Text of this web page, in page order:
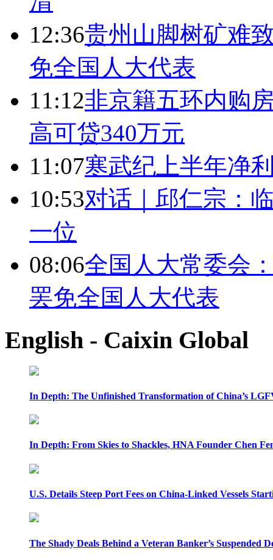
12:36贵州山脚树矿难
免全国人大代表
11:12非京籍五环内购
高可贷340万元
11:07寒武纪上半年净
10:53对话｜邱仁宗：
一位
08:06全国人大常委会
罢免全国人大代表
English - Caixin Global
In Depth: The Unfinished Transformation of China’s
In Depth: From Skies to Shackles, HNA Founder Chen
U.S. Details Steep Port Fees on China-Linked Vessels
The Shady Deals Behind a Veteran Banker’s Suspended